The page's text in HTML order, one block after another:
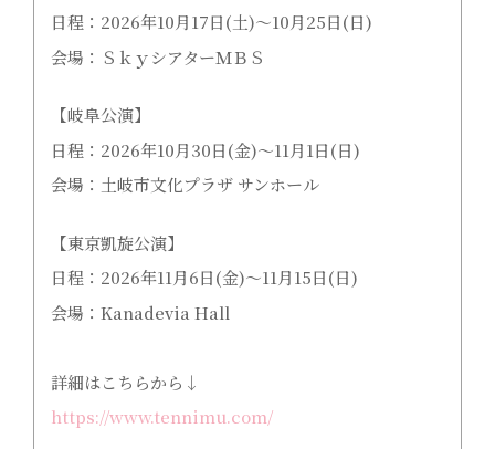
日程：2026年10月17日(土)～10月25日(日)
会場：ＳｋｙシアターＭＢＳ
【岐阜公演】
日程：2026年10月30日(金)～11月1日(日)
会場：土岐市文化プラザ サンホール
【東京凱旋公演】
日程：2026年11月6日(金)～11月15日(日)
会場：Kanadevia Hall
詳細はこちらから↓
https://www.tennimu.com/